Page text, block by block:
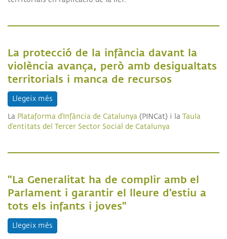
La protecció de la infància davant la
violència avança, però amb desigualtats
territorials i manca de recursos
Llegeix més
La Plataforma d’Infància de Catalunya (PINCat) i la Taula
d’entitats del Tercer Sector Social de Catalunya
"La Generalitat ha de complir amb el
Parlament i garantir el lleure d’estiu a
tots els infants i joves"
Llegeix més